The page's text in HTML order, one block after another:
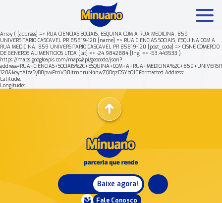
Array ( [address] => RUA CIENCIAS SOCIAIS, ESQUINA COM A RUA MEDICINA, 859
UNIVERSITARIO CASCAVEL PR 85819-120 [name] => RUA CIENCIAS SOCIAIS, ESQUINA COM A
RUA MEDICINA, 859 UNIVERSITARIO CASCAVEL PR 85819-120 [post_code] => CISNE COMERCIO
DE GENEROS ALIMENTICIOS LTDA [lat] => -24.9842884 [lng] => -53.443533 )
https://maps.googleapis.com/maps/api/geocode/json?
120&key=AIzaSyB8pvvFtnV38ItmhruN4nwZQOqzDSYbQJ0Formatted Address:
Latitude:
Longitude:
Baixe agora!
Fale Conosco
Mais buscados: Produtos Minuano Rende + Nossa